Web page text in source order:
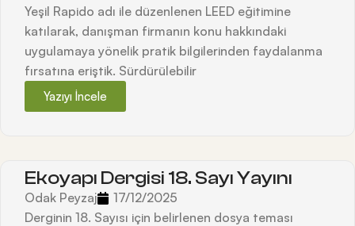
Yeşil Rapido adı ile düzenlenen LEED eğitimine
katılarak, danışman firmanın konu hakkındaki
uygulamaya yönelik pratik bilgilerinden faydalanma
fırsatına eriştik. Sürdürülebilir
Yazıyı İncele
Ekoyapı Dergisi 18. Sayı Yayını
Odak Peyzaj
17/12/2025
Derginin 18. Sayısı için belirlenen dosya teması